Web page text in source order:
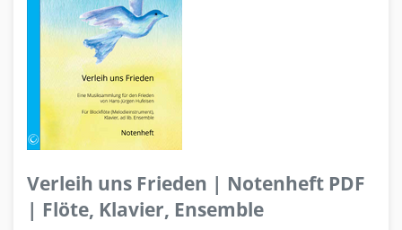
Verleih uns Frieden | Notenheft PDF
| Flöte, Klavier, Ensemble